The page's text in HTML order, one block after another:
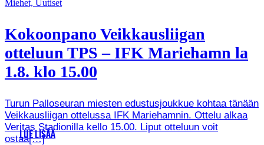
Miehet, Uutiset
Kokoonpano Veikkausliigan
otteluun TPS – IFK Mariehamn la
1.8. klo 15.00
Turun Palloseuran miesten edustusjoukkue kohtaa tänään
Veikkausliigan ottelussa IFK Mariehamnin. Ottelu alkaa
Veritas Stadionilla kello 15.00. Liput otteluun voit
ostaa[…]
LUE LISÄÄ